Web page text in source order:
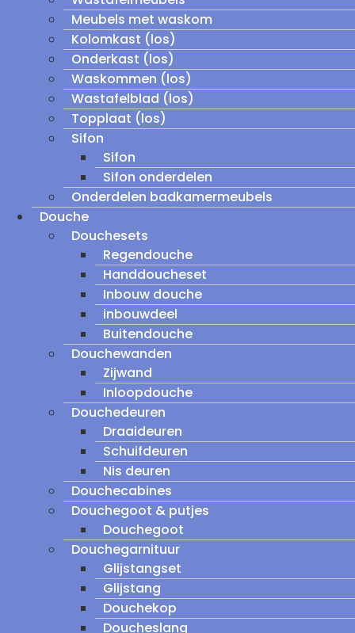
Meubels met waskom
Kolomkast (los)
Onderkast (los)
Waskommen (los)
Wastafelblad (los)
Topplaat (los)
Sifon
Sifon
Sifon onderdelen
Onderdelen badkamermeubels
Douche
Douchesets
Regendouche
Handdoucheset
Inbouw douche
inbouwdeel
Buitendouche
Douchewanden
Zijwand
Inloopdouche
Douchedeuren
Draaideuren
Schuifdeuren
Nis deuren
Douchecabines
Douchegoot & putjes
Douchegoot
Douchegarnituur
Glijstangset
Glijstang
Douchekop
Doucheslang